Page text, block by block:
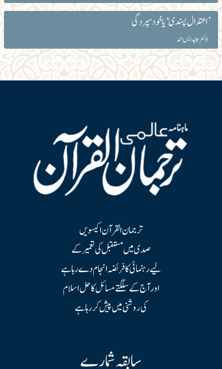
’اعتدال پسندی‘ یا خود سپردگی
ڈاکٹر جنید ایس احمد
ترجمان القرآن اکیسویں
صدی میں مستقبل کی تعمیر کے
لیے رہنمائی کا فریضہ انجام دے رہا ہے
اور آج کے سلگتے مسائل کا حل اسلام
کی روشنی میں پیش کر رہا ہے
سابقہ شمارے